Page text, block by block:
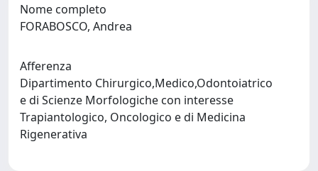
Nome completo
FORABOSCO, Andrea
Afferenza
Dipartimento Chirurgico,Medico,Odontoiatrico
e di Scienze Morfologiche con interesse
Trapiantologico, Oncologico e di Medicina
Rigenerativa